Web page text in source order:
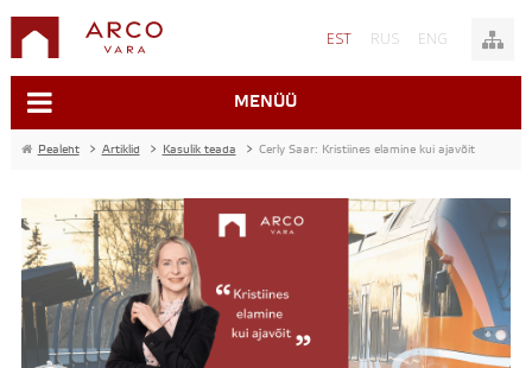
EST RUS ENG
MENÜÜ
Pealeht > Artiklid > Kasulik teada > Cerly Saar: Kristiines elamine kui ajavõit